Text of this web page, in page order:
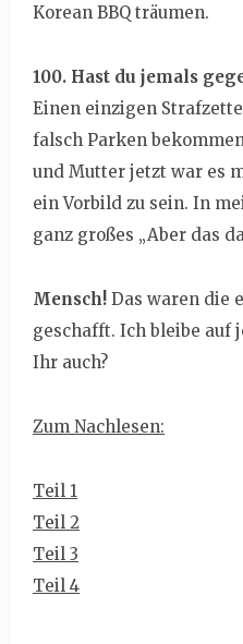
Korean BBQ träumen.
100. Hast du jemals
Einen einzigen
falsch Parken
und Mutter jetzt war es
ein Vorbild zu sein. In
ganz großes „Aber das
Mensch! Das waren die
geschafft. Ich bleibe auf
Ihr auch?
Zum Nachlesen:
Teil 1
Teil 2
Teil 3
Teil 4